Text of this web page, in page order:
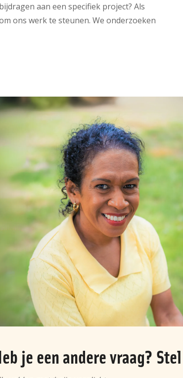
aan een specifiek project? Als
ons werk te steunen. We onderzoeken
je een andere vraag?